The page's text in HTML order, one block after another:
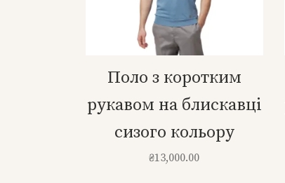
Поло з коротким
рукавом на блискавці
сизого кольору
₴13,000.00